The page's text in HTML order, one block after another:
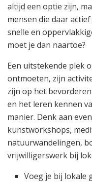
altijd een optie zijn,
mensen die daar
snelle en
moet je dan naartoe?
Een uitstekende plek
ontmoeten, zijn
zijn op het
en het leren kennen
manier. Denk aan
kunstworkshops,
natuurwandelingen,
vrijwilligerswerk bij
Voeg je bij lokale